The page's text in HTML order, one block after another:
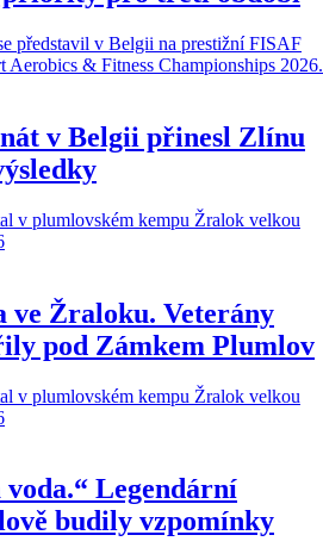
v Belgii přinesl Zlínu
ve Žraloku. Veterány
pod Zámkem Plumlov
Legendární
budily vzpomínky